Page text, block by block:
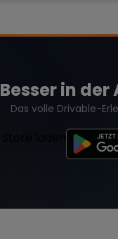
Besser in der
Das volle Drivable-